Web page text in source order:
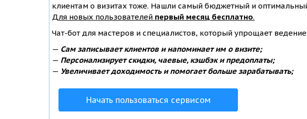
клиентам о визитах тоже. Нашли самый бюджетный и
Для новых пользователей первый месяц бесплатно.
Чат-бот для мастеров и специалистов, который упрощает
— Сам записывает клиентов и напоминает им о визите;
— Персонализирует скидки, чаевые, кэшбэк и предоплаты;
— Увеличивает доходимость и помогает больше зарабатывать;
Начать пользоваться сервисом